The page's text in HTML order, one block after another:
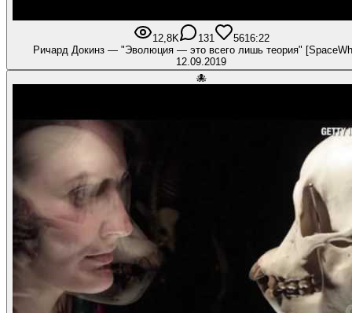
12,8K 131 5616:22
Ричард Докинз — "Эволюция — это всего лишь теория"
12.09.2019
🐙